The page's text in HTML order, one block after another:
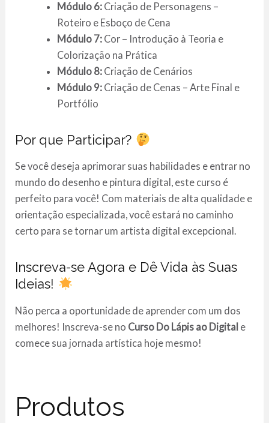
Módulo 6:Criação de Personagens –
Roteiro e Esboço de Cena
Módulo 7:Cor – Introdução à Teoria e
Colorização na Prática
Módulo 8:Criação de Cenários
Módulo 9:Criação de Cenas – Arte Final e
Portfólio
Por que Participar?
Se você deseja aprimorar suas habilidades e entrar no
mundo do desenho e pintura digital, este curso é
perfeito para você! Com materiais de alta qualidade e
orientação especializada, você estará no caminho
certo para se tornar um artista digital excepcional.
Inscreva-se Agora e Dê Vida às Suas
Ideias!
Não perca a oportunidade de aprender com um dos
melhores! Inscreva-se no Curso Do Lápis ao Digital e
comece sua jornada artística hoje mesmo!
Produtos